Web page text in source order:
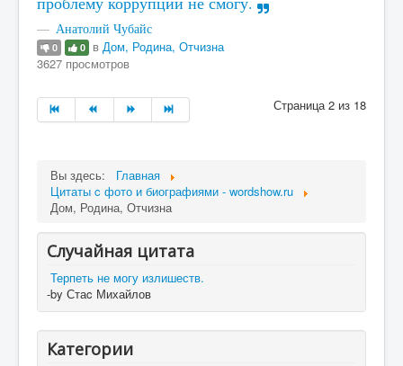
Анатолий Чубайс
0 0 в Дом, Родина, Отчизна
3627 просмотров
Страница 2 из 18
Вы здесь:
Главная
Цитаты c фото и биографиями - wordshow.ru
Дом, Родина, Отчизна
Случайная цитата
Терпеть не могу излишеств.
-by Стаc Михайлов
Категории